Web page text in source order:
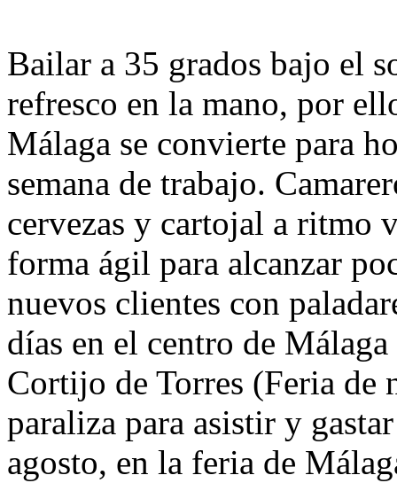
Bailar a 35 grados bajo el
refresco en la mano, por
Málaga se convierte para
semana de trabajo.
cervezas y cartojal a ritmo
forma ágil para alcanzar
nuevos clientes con
días en el centro de
Cortijo de Torres (Feria de
paraliza para asistir y
agosto, en la feria de